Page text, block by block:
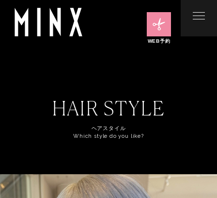
WEB予約
HAIR STYLE
ヘアスタイル
Which style do you like?